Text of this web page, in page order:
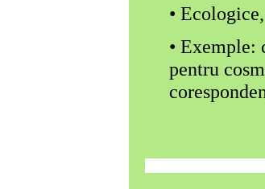
•
• Exemple:
pentru